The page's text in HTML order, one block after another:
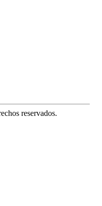
reservados.